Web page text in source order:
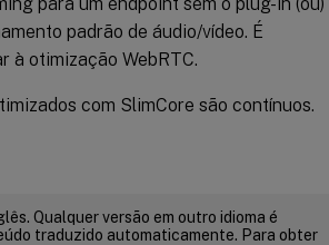
padrão de áudio/vídeo. É
à otimização WebRTC.
com SlimCore são contínuos.
Qualquer versão em outro idioma é
traduzido automaticamente. Para obter